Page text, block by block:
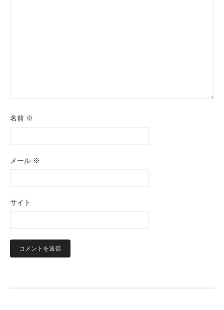
名前 ※
メール ※
サイト